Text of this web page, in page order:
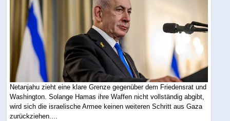
Netanjahu zieht eine klare Grenze gegenüber dem Friedensrat und
Washington. Solange Hamas ihre Waffen nicht vollständig abgibt,
wird sich die israelische Armee keinen weiteren Schritt aus Gaza
zurückziehen....